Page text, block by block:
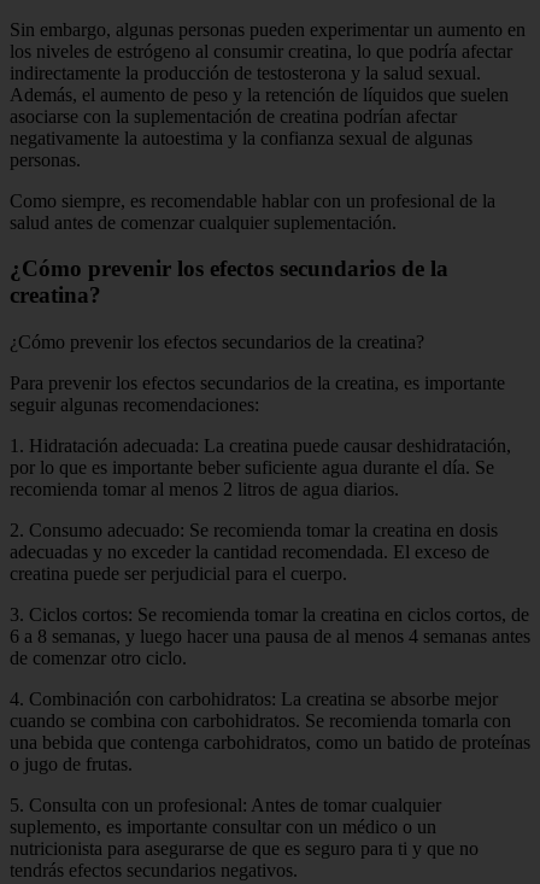
Sin embargo, algunas personas pueden experimentar un aumento en
los niveles de estrógeno al consumir creatina, lo que podría afectar
indirectamente la producción de testosterona y la salud sexual.
Además, el aumento de peso y la retención de líquidos que suelen
asociarse con la suplementación de creatina podrían afectar
negativamente la autoestima y la confianza sexual de algunas
personas.
Como siempre, es recomendable hablar con un profesional de la
salud antes de comenzar cualquier suplementación.
¿Cómo prevenir los efectos secundarios de la
creatina?
¿Cómo prevenir los efectos secundarios de la creatina?
Para prevenir los efectos secundarios de la creatina, es importante
seguir algunas recomendaciones:
1. Hidratación adecuada: La creatina puede causar deshidratación,
por lo que es importante beber suficiente agua durante el día. Se
recomienda tomar al menos 2 litros de agua diarios.
2. Consumo adecuado: Se recomienda tomar la creatina en dosis
adecuadas y no exceder la cantidad recomendada. El exceso de
creatina puede ser perjudicial para el cuerpo.
3. Ciclos cortos: Se recomienda tomar la creatina en ciclos cortos, de
6 a 8 semanas, y luego hacer una pausa de al menos 4 semanas antes
de comenzar otro ciclo.
4. Combinación con carbohidratos: La creatina se absorbe mejor
cuando se combina con carbohidratos. Se recomienda tomarla con
una bebida que contenga carbohidratos, como un batido de proteínas
o jugo de frutas.
5. Consulta con un profesional: Antes de tomar cualquier
suplemento, es importante consultar con un médico o un
nutricionista para asegurarse de que es seguro para ti y que no
tendrás efectos secundarios negativos.